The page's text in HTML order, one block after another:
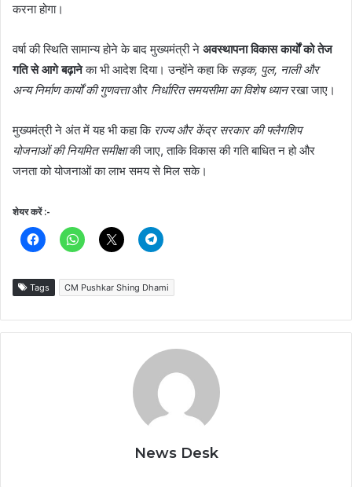
करना होगा।
वर्षा की स्थिति सामान्य होने के बाद मुख्यमंत्री ने अवस्थापना विकास कार्यों को तेज
गति से आगे बढ़ानेका भी आदेश दिया। उन्होंने कहा कि सड़क, पुल, नाली और
अन्य निर्माण कार्यों की गुणवत्ताऔर निर्धारित समयसीमा का विशेष ध्यानरखा जाए।
मुख्यमंत्री ने अंत में यह भी कहा कि राज्य और केंद्र सरकार की फ्लैगशिप
योजनाओं की नियमित समीक्षाकी जाए, ताकि विकास की गति बाधित न हो और
जनता को योजनाओं का लाभ समय से मिल सके।
शेयर करें :-
Tags CM Pushkar Shing Dhami
News Desk